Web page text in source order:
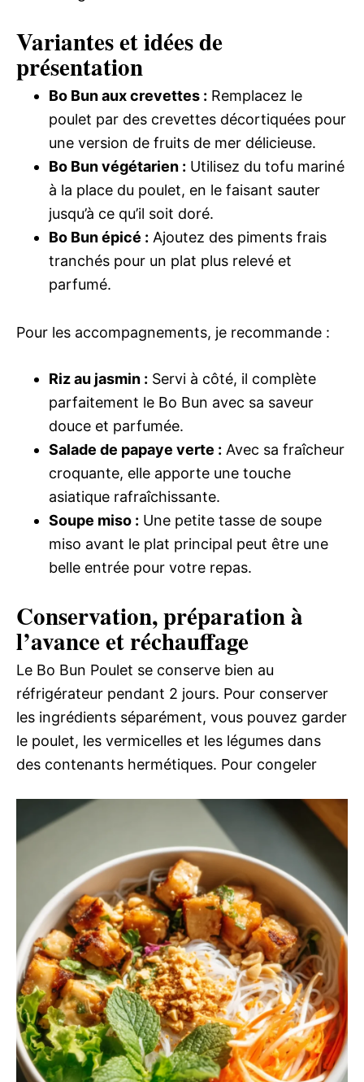
Variantes et idées de
présentation
Bo Bun aux crevettes : Remplacez le
poulet par des crevettes décortiquées pour
une version de fruits de mer délicieuse.
Bo Bun végétarien : Utilisez du tofu mariné
à la place du poulet, en le faisant sauter
jusqu’à ce qu’il soit doré.
Bo Bun épicé : Ajoutez des piments frais
tranchés pour un plat plus relevé et
parfumé.
Pour les accompagnements, je recommande :
Riz au jasmin : Servi à côté, il complète
parfaitement le Bo Bun avec sa saveur
douce et parfumée.
Salade de papaye verte : Avec sa fraîcheur
croquante, elle apporte une touche
asiatique rafraîchissante.
Soupe miso : Une petite tasse de soupe
miso avant le plat principal peut être une
belle entrée pour votre repas.
Conservation, préparation à
l’avance et réchauffage
Le Bo Bun Poulet se conserve bien au
réfrigérateur pendant 2 jours. Pour conserver
les ingrédients séparément, vous pouvez garder
le poulet, les vermicelles et les légumes dans
des contenants hermétiques. Pour congeler